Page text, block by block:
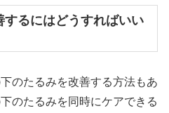
するにはどうすればいい
のたるみを改善する方法もあ
のたるみを同時にケアできる